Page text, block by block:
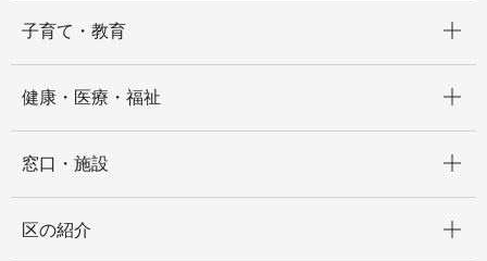
子育て・教育
健康・医療・福祉
窓口・施設
区の紹介